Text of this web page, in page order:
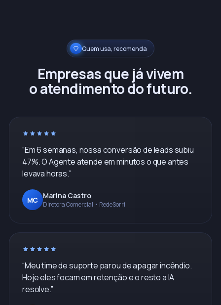
Quem usa, recomenda
Empresas que já vivem
o atendimento do futuro.
“Em 6 semanas, nossa conversão de leads subiu
47%. O Agente atende em minutos o que antes
levava horas.”
MC Marina Castro
Diretora Comercial • RedeSorri
“Meu time de suporte parou de apagar incêndio.
Hoje eles focam em retenção e o resto a IA
resolve.”